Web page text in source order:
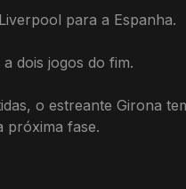
para a Espanha.
dois jogos do fim.
o estreante Girona
próxima fase.